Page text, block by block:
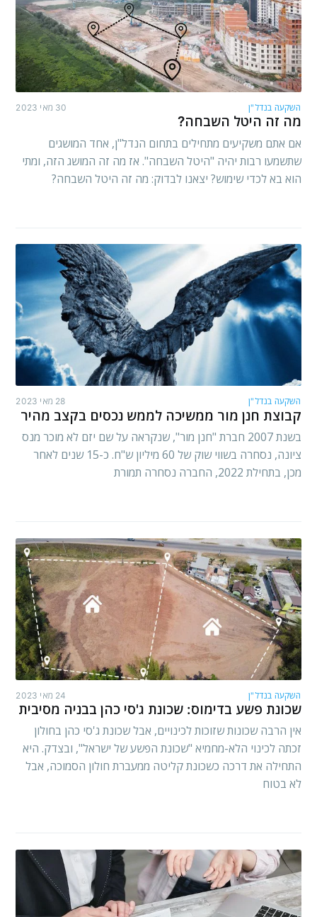
השקעה בנדל"ן 30 מאי 2023
מה זה היטל השבחה?
אם אתם משקיעים מתחילים בתחום הנדל"ן, אחד המושגים
שתשמעו רבות יהיה "היטל השבחה". אז מה זה המושג הזה, ומתי
הוא בא לכדי שימוש? יצאנו לבדוק: מה זה היטל השבחה?
השקעה בנדל"ן 28 מאי 2023
קבוצת חנן מור ממשיכה לממש נכסים בקצב מהיר
בשנת 2007 חברת "חנן מור", שנקראה על שם יזם לא מוכר מנס
ציונה, נסחרה בשווי שוק של 60 מיליון ש"ח. כ-15 שנים לאחר
מכן, בתחילת 2022, החברה נסחרה תמורת
השקעה בנדל"ן 24 מאי 2023
שכונת פשע בדימוס: שכונת ג'סי כהן בבניה מסיבית
אין הרבה שכונות שזוכות לכינויים, אבל שכונת ג'סי כהן בחולון
זכתה לכינוי הלא-מחמיא "שכונת הפשע של ישראל", ובצדק. היא
התחילה את דרכה כשכונת קליטה ממעברת חולון הסמוכה, אבל
לא בטוח